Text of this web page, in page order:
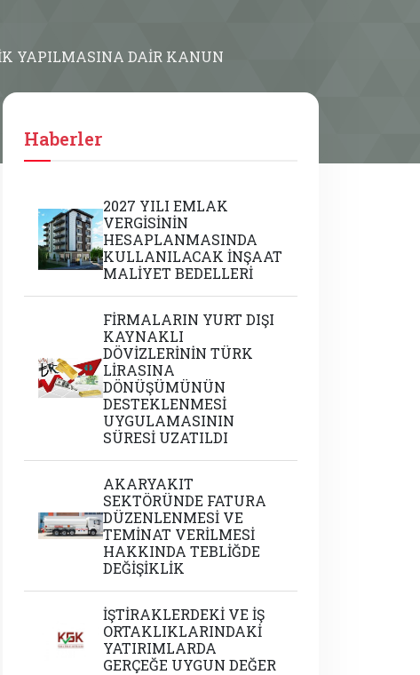
YAPILMASINA DAİR KANUN
Haberler
2027 YILI EMLAK
VERGİSİNİN
HESAPLANMASINDA
KULLANILACAK İNŞAAT
MALİYET BEDELLERİ
FİRMALARIN YURT DIŞI
KAYNAKLI
DÖVİZLERİNİN TÜRK
LİRASINA
DÖNÜŞÜMÜNÜN
DESTEKLENMESİ
UYGULAMASININ
SÜRESİ UZATILDI
AKARYAKIT
SEKTÖRÜNDE FATURA
DÜZENLENMESİ VE
TEMİNAT VERİLMESİ
HAKKINDA TEBLİĞDE
DEĞİŞİKLİK
İŞTİRAKLERDEKİ VE İŞ
ORTAKLIKLARINDAKİ
YATIRIMLARDA
GERÇEĞE UYGUN DEĞER